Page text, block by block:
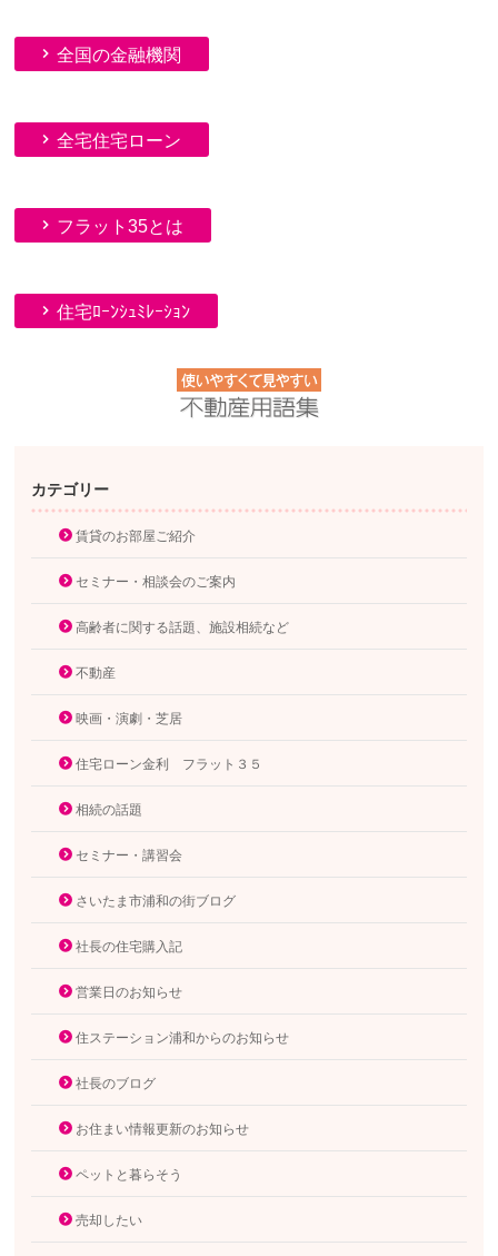
全国の金融機関
全宅住宅ローン
フラット35とは
住宅ﾛｰﾝｼｭﾐﾚｰｼｮﾝ
カテゴリー
賃貸のお部屋ご紹介
セミナー・相談会のご案内
高齢者に関する話題、施設相続など
不動産
映画・演劇・芝居
住宅ローン金利 フラット３５
相続の話題
セミナー・講習会
さいたま市浦和の街ブログ
社長の住宅購入記
営業日のお知らせ
住ステーション浦和からのお知らせ
社長のブログ
お住まい情報更新のお知らせ
ペットと暮らそう
売却したい